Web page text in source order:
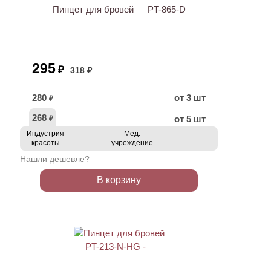
Пинцет для бровей — PT-865-D
295 ₽ 318 ₽
280 ₽
от 3 шт
268 ₽ от 5 шт
Индустрия
красоты
Мед.
учреждение
Нашли дешевле?
В корзину